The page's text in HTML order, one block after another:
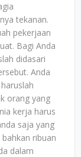
tekanan.
pekerjaan
Bagi Anda
didasari
Anda
orang yang
kerja harus
saja yang
ribuan
dalam